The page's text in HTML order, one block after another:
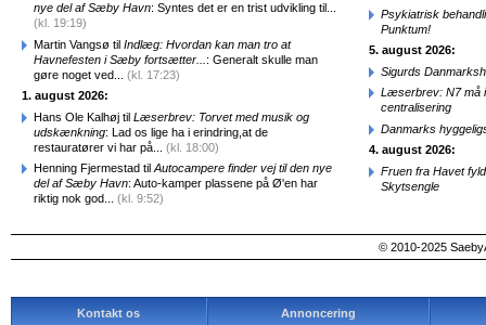
nye del af Sæby Havn: Syntes det er en trist udvikling til...
(kl. 19:19)
Martin Vangsø til Indlæg: Hvordan kan man tro at
Havnefesten i Sæby fortsætter... : Generalt skulle man
gøre noget ved... (kl. 17:23)
1. august 2026:
Hans Ole Kalhøj til Læserbrev: Torvet med musik og
udskænkning: Lad os lige ha i erindring,at de
restauratører vi har på... (kl. 18:00)
Henning Fjermestad til Autocampere finder vej til den nye
del af Sæby Havn: Auto-kamper plassene på Ø'en har
riktig nok god... (kl. 9:52)
Psykiatrisk
Punktum!
5. august 2026:
Sigurds
Læserbrev: N7 må
centralisering
Danmarks
4. august 2026:
Fruen fra Havet
Skytsengle
© 2010-2025
Kontakt os Annoncering